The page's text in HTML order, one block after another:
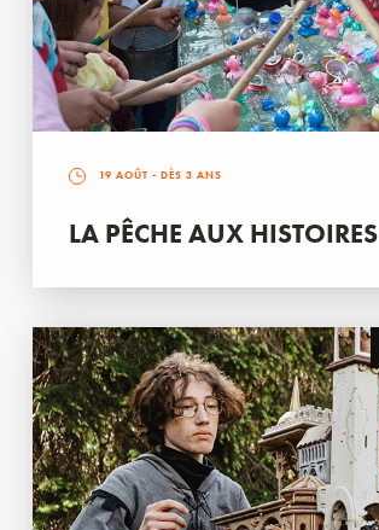
19 AOÛT - DÈS 3 ANS
LA PÊCHE AUX HISTOIRES